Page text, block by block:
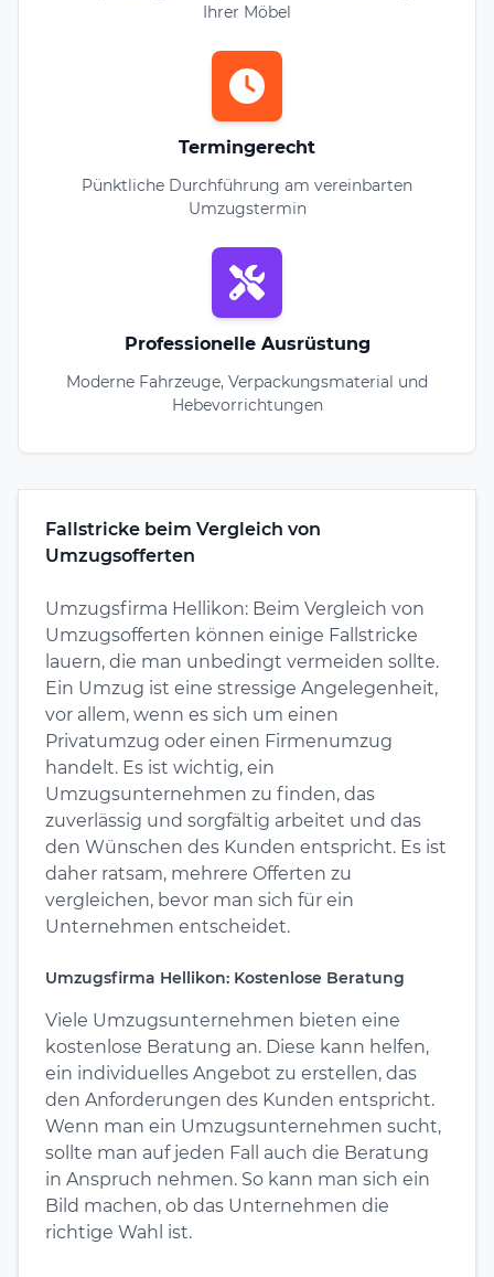
Ihrer Möbel
Termingerecht
Pünktliche Durchführung am vereinbarten
Umzugstermin
Professionelle Ausrüstung
Moderne Fahrzeuge, Verpackungsmaterial und
Hebevorrichtungen
Fallstricke beim Vergleich von
Umzugsofferten
Umzugsfirma Hellikon: Beim Vergleich von
Umzugsofferten können einige Fallstricke
lauern, die man unbedingt vermeiden sollte.
Ein Umzug ist eine stressige Angelegenheit,
vor allem, wenn es sich um einen
Privatumzug oder einen Firmenumzug
handelt. Es ist wichtig, ein
Umzugsunternehmen zu finden, das
zuverlässig und sorgfältig arbeitet und das
den Wünschen des Kunden entspricht. Es ist
daher ratsam, mehrere Offerten zu
vergleichen, bevor man sich für ein
Unternehmen entscheidet.
Umzugsfirma Hellikon: Kostenlose Beratung
Viele Umzugsunternehmen bieten eine
kostenlose Beratung an. Diese kann helfen,
ein individuelles Angebot zu erstellen, das
den Anforderungen des Kunden entspricht.
Wenn man ein Umzugsunternehmen sucht,
sollte man auf jeden Fall auch die Beratung
in Anspruch nehmen. So kann man sich ein
Bild machen, ob das Unternehmen die
richtige Wahl ist.